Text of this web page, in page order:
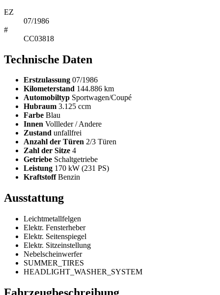
EZ
07/1986
#
CC03818
Technische Daten
Erstzulassung 07/1986
Kilometerstand 144.886 km
Automobiltyp Sportwagen/Coupé
Hubraum 3.125 ccm
Farbe Blau
Innen Vollleder / Andere
Zustand unfallfrei
Anzahl der Türen 2/3 Türen
Zahl der Sitze 4
Getriebe Schaltgetriebe
Leistung 170 kW (231 PS)
KraftstoffBenzin
Ausstattung
Leichtmetallfelgen
Elektr. Fensterheber
Elektr. Seitenspiegel
Elektr. Sitzeinstellung
Nebelscheinwerfer
SUMMER_TIRES
HEADLIGHT_WASHER_SYSTEM